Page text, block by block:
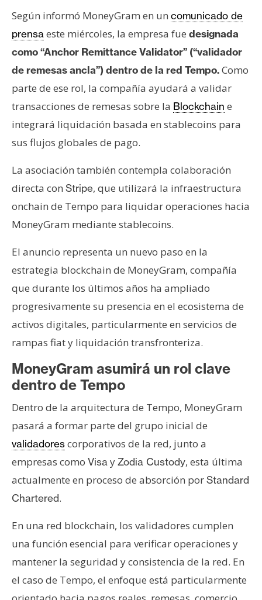
s
C
o
n
c
t
y
P
u
b
l
i
i
d
a
d
Según informó MoneyGram en un comunicado de
prensa este miércoles, la empresa fue designada
como “Anchor Remittance Validator” (“validador
de remesas ancla”) dentro de la red Tempo.Como
parte de ese rol, la compañía ayudará a validar
transacciones de remesas sobre la Blockchain e
integrará liquidación basada en stablecoins para
sus flujos globales de pago.
La asociación también contempla colaboración
directa con Stripe, que utilizará la infraestructura
onchain de Tempo para liquidar operaciones hacia
MoneyGram mediante stablecoins.
El anuncio representa un nuevo paso en la
estrategia blockchain de MoneyGram, compañía
que durante los últimos años ha ampliado
progresivamente su presencia en el ecosistema de
activos digitales, particularmente en servicios de
rampas fiat y liquidación transfronteriza.
MoneyGram asumirá un rol clave
dentro de Tempo
Dentro de la arquitectura de Tempo, MoneyGram
pasará a formar parte del grupo inicial de
validadorescorporativos de la red, junto a
empresas como Visa yZodia Custody, esta última
actualmente en proceso de absorción porStandard
Chartered.
En una red blockchain, los validadores cumplen
una función esencial para verificar operaciones y
mantener la seguridad y consistencia de la red. En
el caso de Tempo, el enfoque está particularmente